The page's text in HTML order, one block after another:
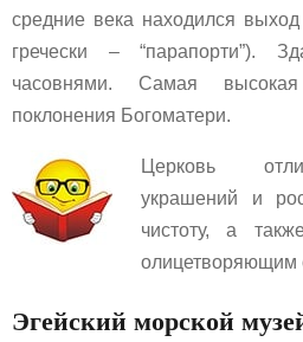
средние века находился
гречески – “парапорти”).
часовнями. Самая
поклонения Богоматери.
Церковь
украшений и
чистоту, а
олицетворяющим
Эгейский морской